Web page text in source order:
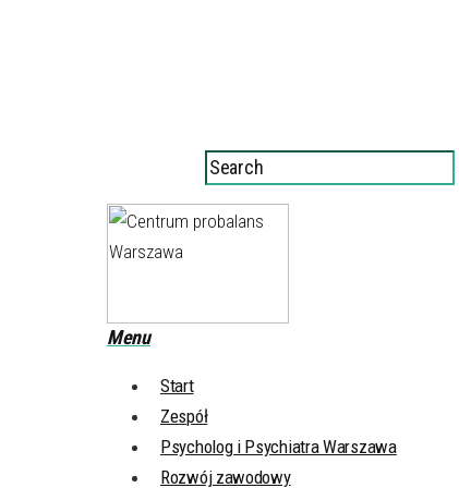
Menu
Start
Zespół
Psycholog i Psychiatra Warszawa
Rozwój zawodowy